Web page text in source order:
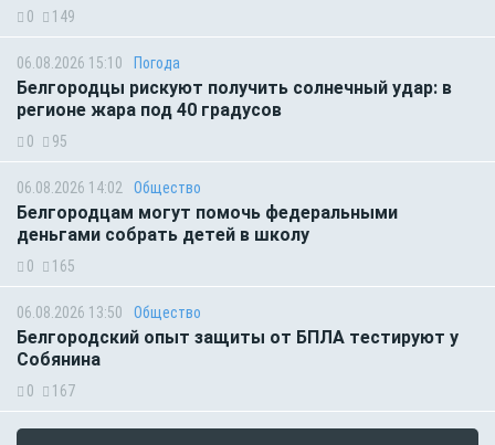
0 149
06.08.2026 15:10 Погода
Белгородцы рискуют получить солнечный удар: в
регионе жара под 40 градусов
0 95
06.08.2026 14:02 Общество
Белгородцам могут помочь федеральными
деньгами собрать детей в школу
0 165
06.08.2026 13:50 Общество
Белгородский опыт защиты от БПЛА тестируют у
Собянина
0 167